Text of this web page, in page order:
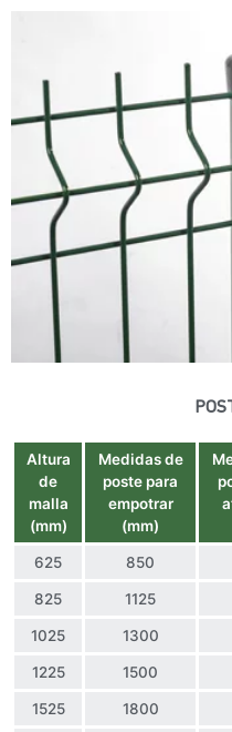
Altura
de
malla
(mm)
Medidas de
poste para
empotrar
(mm)
625 850
825 1125
1025 1300
1225 1500
1525 1800